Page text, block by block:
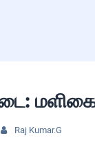
மளிகை
 Raj Kumar.G